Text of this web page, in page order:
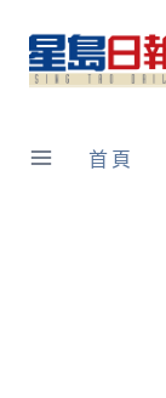
content
首頁